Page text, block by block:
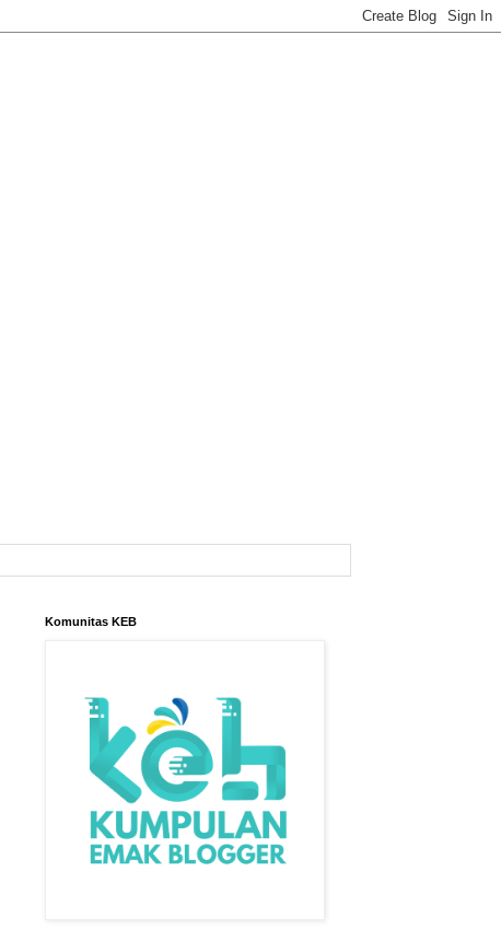
Komunitas KEB